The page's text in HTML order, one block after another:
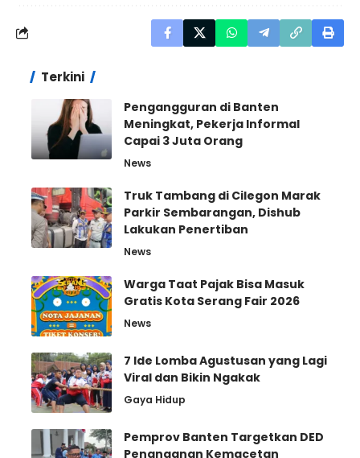
Terkini
Pengangguran di Banten
Meningkat, Pekerja Informal
Capai 3 Juta Orang
News
Truk Tambang di Cilegon Marak
Parkir Sembarangan, Dishub
Lakukan Penertiban
News
Warga Taat Pajak Bisa Masuk
Gratis Kota Serang Fair 2026
News
7 Ide Lomba Agustusan yang Lagi
Viral dan Bikin Ngakak
Gaya Hidup
Pemprov Banten Targetkan DED
Penanganan Kemacetan